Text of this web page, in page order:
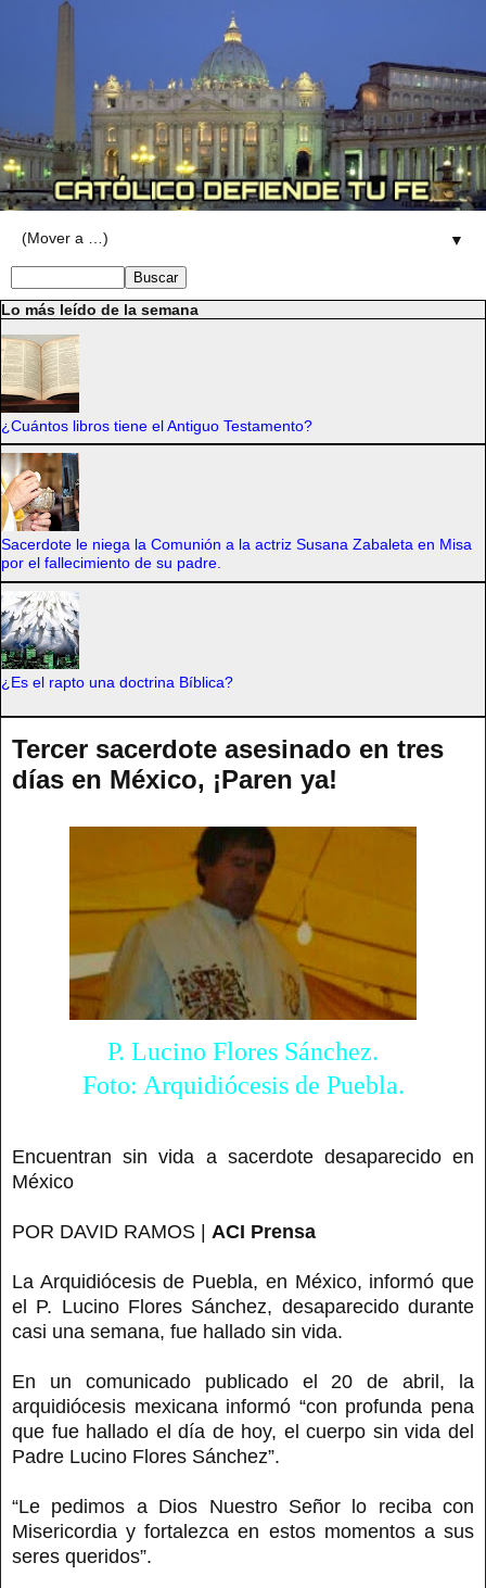
▼
Lo más leído de la semana
¿Cuántos libros tiene el Antiguo Testamento?
Sacerdote le niega la Comunión a la actriz Susana Zabaleta en Misa
por el fallecimiento de su padre.
¿Es el rapto una doctrina Bíblica?
Tercer sacerdote asesinado en tres
días en México, ¡Paren ya!
P. Lucino Flores Sánchez.
Foto: Arquidiócesis de Puebla.
Encuentran sin vida a sacerdote desaparecido en
México
POR DAVID RAMOS | ACI Prensa
La Arquidiócesis de Puebla, en México, informó que
el P. Lucino Flores Sánchez, desaparecido durante
casi una semana, fue hallado sin vida.
En un comunicado publicado el 20 de abril, la
arquidiócesis mexicana informó “con profunda pena
que fue hallado el día de hoy, el cuerpo sin vida del
Padre Lucino Flores Sánchez”.
“Le pedimos a Dios Nuestro Señor lo reciba con
Misericordia y fortalezca en estos momentos a sus
seres queridos”.